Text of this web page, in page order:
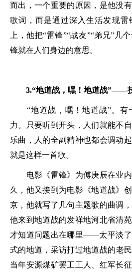
而出，一个重要的原因，是他没
歌词，而是通过深入生活发现雷
上，他把“雷锋”“战友”“弟兄”几
锋就在人们身边的意思。
3.“地道战，嘿！地道战”——
“地道战，嘿！地道战”。有
力。只要听到开头，人们就能不
乐曲，人的全副精神也都会调动
就是这样一首歌。
电影《雷锋》为傅庚辰在业内
久，他又接到为电影《地道战》
京，他就写了几句主题歌的曲调
他来到地道战的发祥地河北省清
才知道问题出在哪里——太平淡
式的地道，采访打过地道战的老
当年安源煤矿罢工工人、红军长